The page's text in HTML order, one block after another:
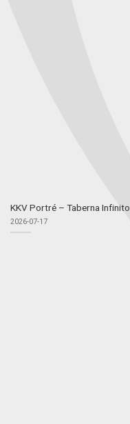
KKV Portré – Taberna Infinito
2026-07-17